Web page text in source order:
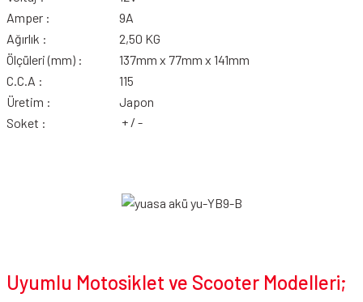
Amper :
9A
Ağırlık :
2,50 KG
Ölçüleri (mm) :
137mm x 77mm x 141mm
C.C.A :
115
Üretim :
Japon
Soket :
+ / -
Uyumlu Motosiklet ve Scooter Modelleri;